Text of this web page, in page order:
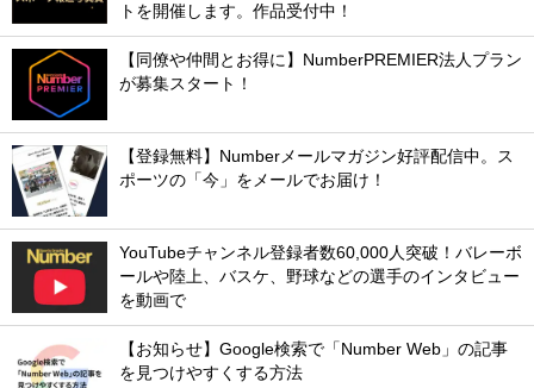
トを開催します。作品受付中！
【同僚や仲間とお得に】NumberPREMIER法人プラン
が募集スタート！
【登録無料】Numberメールマガジン好評配信中。ス
ポーツの「今」をメールでお届け！
YouTubeチャンネル登録者数60,000人突破！バレーボ
ールや陸上、バスケ、野球などの選手のインタビュー
を動画で
【お知らせ】Google検索で「Number Web」の記事
を見つけやすくする方法